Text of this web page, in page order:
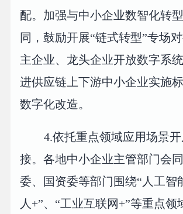
配。加强与中小企业数智化转
同，鼓励开展“链式转型”专场
主企业、龙头企业开放数字系
进供应链上下游中小企业实施
数字化改造。
4.依托重点领域应用场景
接。各地中小企业主管部门会
委、国资委等部门围绕“人工智
人+”、“工业互联网+”等重点领